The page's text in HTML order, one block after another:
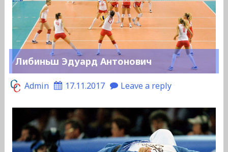
Либиньш Эдуард Антонович
Admin 17.11.2017 Leave a reply